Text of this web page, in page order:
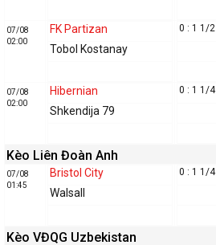
07/08
02:00
FK Partizan
Tobol Kostanay
0 : 1 1/2
07/08
02:00
Hibernian
Shkendija 79
0 : 1 1/4
Kèo Liên Đoàn Anh
07/08
01:45
Bristol City
Walsall
0 : 1 1/4
Kèo VĐQG Uzbekistan